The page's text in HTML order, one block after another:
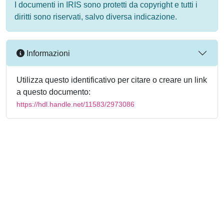
I documenti in IRIS sono protetti da copyright e tutti i
diritti sono riservati, salvo diversa indicazione.
Informazioni
Utilizza questo identificativo per citare o creare un link
a questo documento:
https://hdl.handle.net/11583/2973086